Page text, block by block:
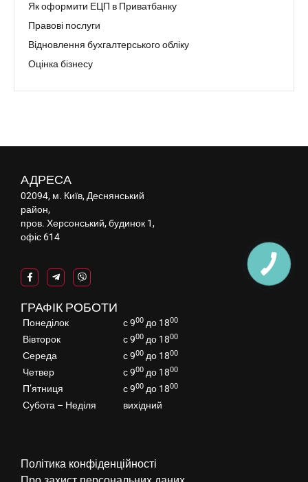
Як оформити ЕЦП в Приватбанку
Правові послуги
Відновлення бухгалтерського обліку
Оцінка бізнесу
АДРЕСА
02094, м. Київ, Деснянський
район,
пров. Херсонський, будинок 1,
офіс 614
ГРАФІК РОБОТИ
Понеділок с 900 до 1800
Вівторок с 900 до 1800
Середа с 900 до 1800
Четвер с 900 до 1800
П’ятниця с 900 до 1800
Субота – Неділя вихідний
Політика конфіденційності